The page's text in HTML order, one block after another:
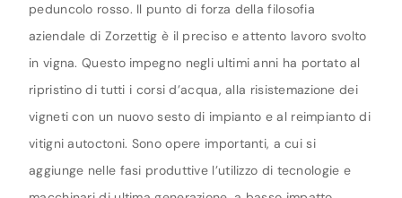
peduncolo rosso. Il punto di forza della filosofia
aziendale di Zorzettig è il preciso e attento lavoro svolto
in vigna. Questo impegno negli ultimi anni ha portato al
ripristino di tutti i corsi d’acqua, alla risistemazione dei
vigneti con un nuovo sesto di impianto e al reimpianto di
vitigni autoctoni. Sono opere importanti, a cui si
aggiunge nelle fasi produttive l’utilizzo di tecnologie e